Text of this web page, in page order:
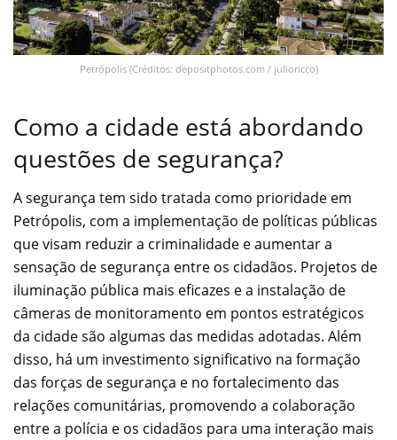
Petrópolis (Créditos: depositphotos.com / julioricco)
Como a cidade está abordando
questões de segurança?
A segurança tem sido tratada como prioridade em
Petrópolis, com a implementação de políticas públicas
que visam reduzir a criminalidade e aumentar a
sensação de segurança entre os cidadãos. Projetos de
iluminação pública mais eficazes e a instalação de
câmeras de monitoramento em pontos estratégicos
da cidade são algumas das medidas adotadas. Além
disso, há um investimento significativo na formação
das forças de segurança e no fortalecimento das
relações comunitárias, promovendo a colaboração
entre a polícia e os cidadãos para uma interação mais